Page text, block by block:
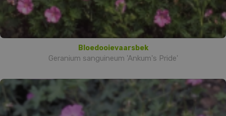
Bloedooievaarsbek
Geranium sanguineum 'Ankum's Pride'